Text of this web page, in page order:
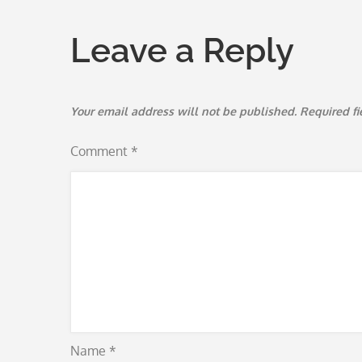
Leave a Reply
Your email address will not be published. Required
Comment *
Name *